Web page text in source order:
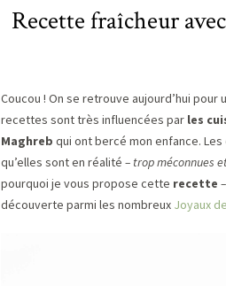
Recette fraîcheur
Coucou ! On se retrouve aujourd’hui pour
recettes sont très influencées par les
Maghreb qui ont bercé mon enfance.
qu’elles sont en réalité – trop méconnues
pourquoi je vous propose cette recette
découverte parmi les nombreux Joyaux